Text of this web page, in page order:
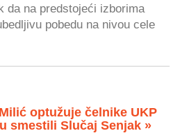
da na predstojeći izborima
pobedu na nivou cele
optužuje čelnike UKP
smestili Slučaj Senjak »